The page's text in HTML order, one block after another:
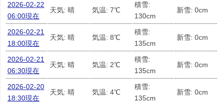
2026-02-22
06:00現在
天気: 晴 気温: 7℃
積雪:
130cm
新雪: 0cm
2026-02-21
18:00現在
天気: 晴 気温: 8℃
積雪:
135cm
新雪: 0cm
2026-02-21
06:30現在
天気: 晴 気温: 2℃
積雪:
135cm
新雪: 0cm
2026-02-20
18:30現在
天気: 晴 気温: 4℃
積雪:
135cm
新雪: 0cm